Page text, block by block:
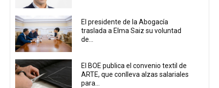
El presidente de la Abogacía
traslada a Elma Saiz su voluntad
de...
El BOE publica el convenio textil de
ARTE, que conlleva alzas salariales
para...